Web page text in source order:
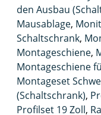
den Ausbau
Mausablage,
Schaltschrank,
Montageschiene,
Montageschiene
Montageset
(Schaltschrank),
Profilset 19 Zoll,